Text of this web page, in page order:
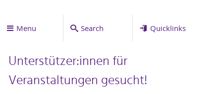
Menu Search Quicklinks
Unterstützer:innen für
Veranstaltungen gesucht!